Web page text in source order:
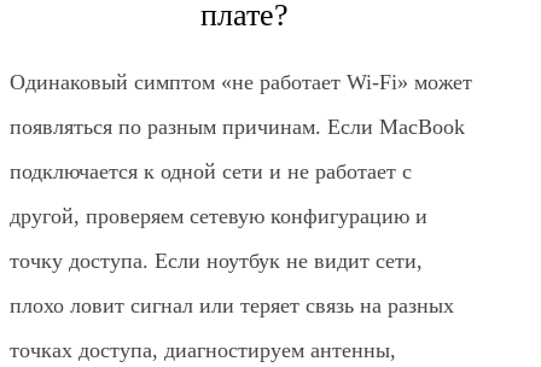
плате?
Одинаковый симптом «не работает Wi‑Fi» может
появляться по разным причинам. Если MacBook
подключается к одной сети и не работает с
другой, проверяем сетевую конфигурацию и
точку доступа. Если ноутбук не видит сети,
плохо ловит сигнал или теряет связь на разных
точках доступа, диагностируем антенны,